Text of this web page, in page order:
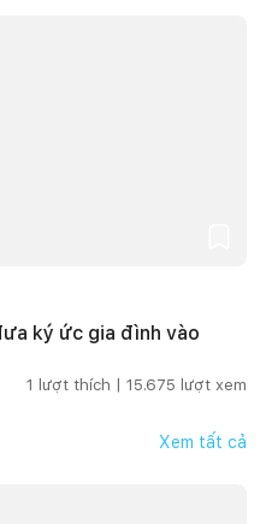
ký ức gia đình vào
1 lượt thích | 15.675 lượt xem
Xem tất cả